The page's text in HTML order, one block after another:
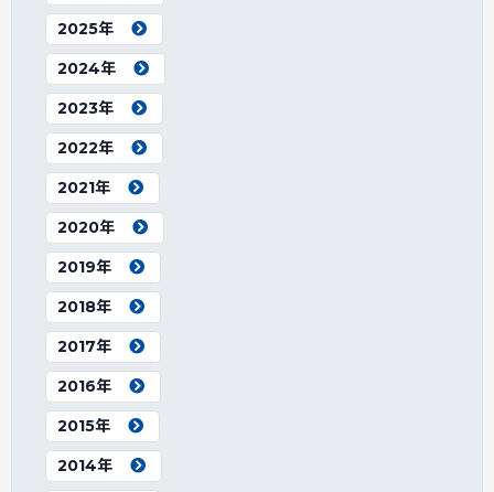
2025年
2024年
2023年
2022年
2021年
2020年
2019年
2018年
2017年
2016年
2015年
2014年